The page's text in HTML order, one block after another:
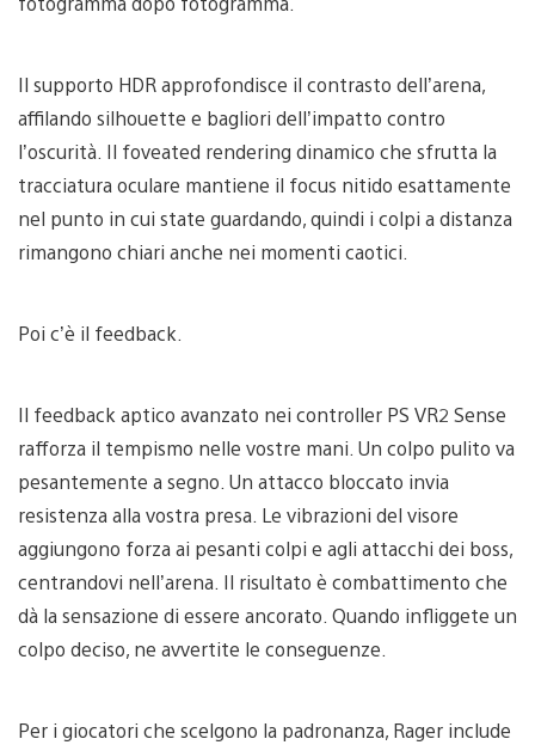
Il supporto HDR approfondisce il contrasto dell’arena,
affilando silhouette e bagliori dell’impatto contro
l’oscurità. Il foveated rendering dinamico che sfrutta la
tracciatura oculare mantiene il focus nitido esattamente
nel punto in cui state guardando, quindi i colpi a distanza
rimangono chiari anche nei momenti caotici.
Poi c’è il feedback.
Il feedback aptico avanzato nei controller PS VR2 Sense
rafforza il tempismo nelle vostre mani. Un colpo pulito va
pesantemente a segno. Un attacco bloccato invia
resistenza alla vostra presa. Le vibrazioni del visore
aggiungono forza ai pesanti colpi e agli attacchi dei boss,
centrandovi nell’arena. Il risultato è combattimento che
dà la sensazione di essere ancorato. Quando infliggete un
colpo deciso, ne avvertite le conseguenze.
Per i giocatori che scelgono la padronanza, Rager include